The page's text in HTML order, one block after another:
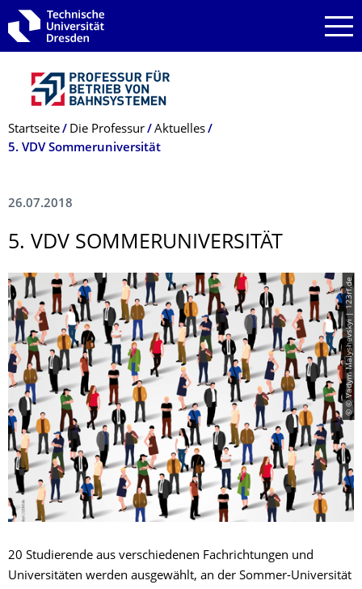
Zur Hauptnavigation springen
Zur Suche springen
Zum Inhalt springen
Breadcrumb-Menü
Startseite Die Professur
Aktuelles
5. VDV Sommeruniversität
26.07.2018
5. VDV SOMMERUNIVERSI­TÄT
© © Vadym Malyshevskyi | 123rf.de
20 Studierende aus verschiedenen Fachrichtungen und
Universitäten werden ausgewählt, an der Sommer-Universität